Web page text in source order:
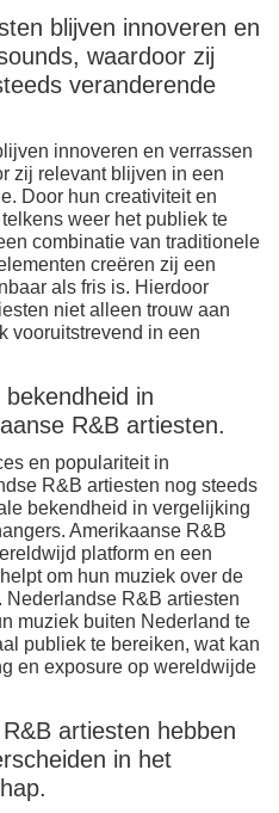
blijven innoveren en
waardoor zij
veranderende
innoveren en verrassen
zij relevant blijven in een
Door hun creativiteit en
weer het publiek te
combinatie van traditionele
creëren zij een
als fris is. Hierdoor
niet alleen trouw aan
vooruitstrevend in een
in
R&B artiesten.
en populariteit in
R&B artiesten nog steeds
bekendheid in vergelijking
Amerikaanse R&B
platform en een
om hun muziek over de
R&B artiesten
muziek buiten Nederland te
publiek te bereiken, wat kan
en exposure op wereldwijde
artiesten hebben
in het